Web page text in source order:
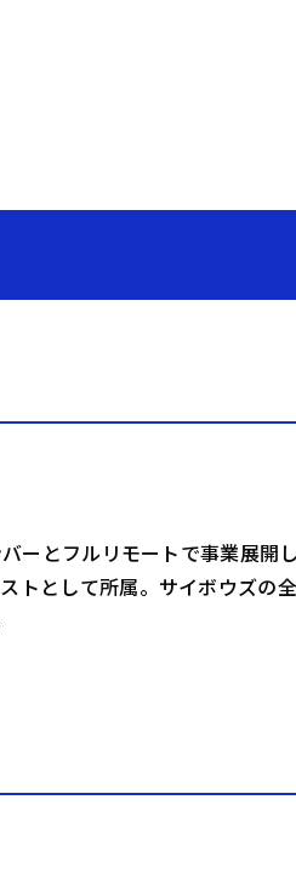
ーとフルリモートで事業展開
トとして所属。サイボウズの